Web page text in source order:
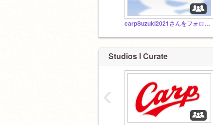
carpSuzuki2021さんをフォローしましょう！
Studios I Curate
‹